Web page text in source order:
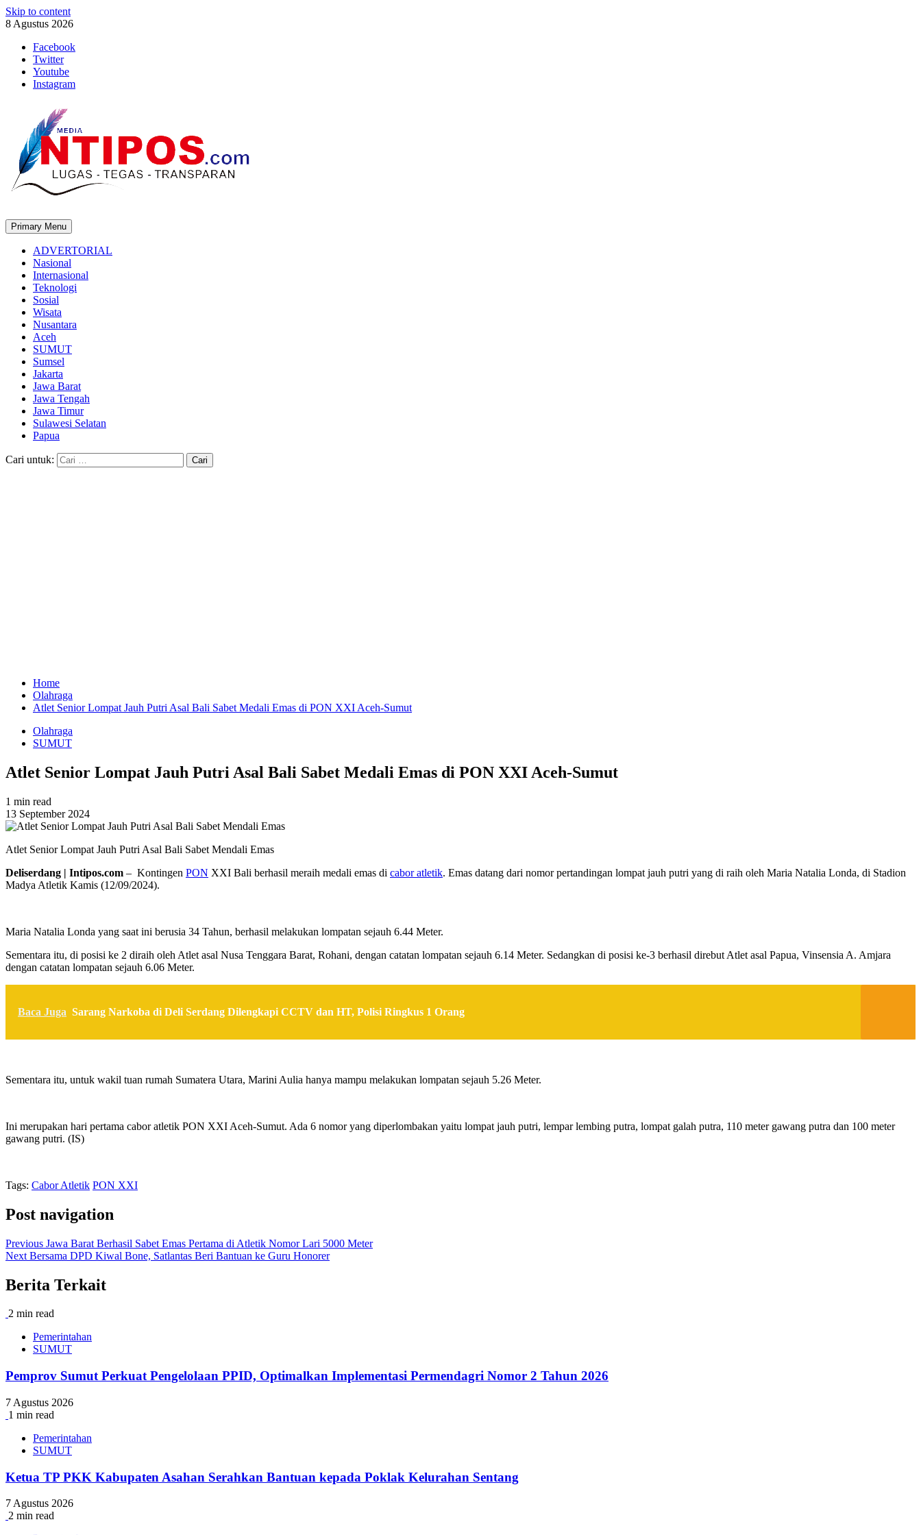
Skip to content
8 Agustus 2026
Facebook
Twitter
Youtube
Instagram
Primary Menu
ADVERTORIAL
Nasional
Internasional
Teknologi
Sosial
Wisata
Nusantara
Aceh
SUMUT
Sumsel
Jakarta
Jawa Barat
Jawa Tengah
Jawa Timur
Sulawesi Selatan
Papua
Cari untuk:
Home
Olahraga
Atlet Senior Lompat Jauh Putri Asal Bali Sabet Medali Emas di PON XXI Aceh-Sumut
Olahraga
SUMUT
Atlet Senior Lompat Jauh Putri Asal Bali Sabet Medali Emas di PON XXI Aceh-Sumut
1 min read
13 September 2024
Atlet Senior Lompat Jauh Putri Asal Bali Sabet Mendali Emas
Deliserdang | Intipos.com – Kontingen PON XXI Bali berhasil meraih medali emas di cabor atletik. Emas datang dari nomor pertandingan lompat jauh putri yang di raih oleh Maria Natalia Londa, di Stadion
Madya Atletik Kamis (12/09/2024).
Maria Natalia Londa yang saat ini berusia 34 Tahun, berhasil melakukan lompatan sejauh 6.44 Meter.
Sementara itu, di posisi ke 2 diraih oleh Atlet asal Nusa Tenggara Barat, Rohani, dengan catatan lompatan sejauh 6.14 Meter. Sedangkan di posisi ke-3 berhasil direbut Atlet asal Papua, Vinsensia A. Amjara
dengan catatan lompatan sejauh 6.06 Meter.
Baca Juga Sarang Narkoba di Deli Serdang Dilengkapi CCTV dan HT, Polisi Ringkus 1 Orang
Sementara itu, untuk wakil tuan rumah Sumatera Utara, Marini Aulia hanya mampu melakukan lompatan sejauh 5.26 Meter.
Ini merupakan hari pertama cabor atletik PON XXI Aceh-Sumut. Ada 6 nomor yang diperlombakan yaitu lompat jauh putri, lempar lembing putra, lompat galah putra, 110 meter gawang putra dan 100 meter
gawang putri. (IS)
Tags: Cabor Atletik PON XXI
Post navigation
Previous Jawa Barat Berhasil Sabet Emas Pertama di Atletik Nomor Lari 5000 Meter
Next Bersama DPD Kiwal Bone, Satlantas Beri Bantuan ke Guru Honorer
Berita Terkait
2 min read
Pemerintahan
SUMUT
Pemprov Sumut Perkuat Pengelolaan PPID, Optimalkan Implementasi Permendagri Nomor 2 Tahun 2026
7 Agustus 2026
1 min read
Pemerintahan
SUMUT
Ketua TP PKK Kabupaten Asahan Serahkan Bantuan kepada Poklak Kelurahan Sentang
7 Agustus 2026
2 min read